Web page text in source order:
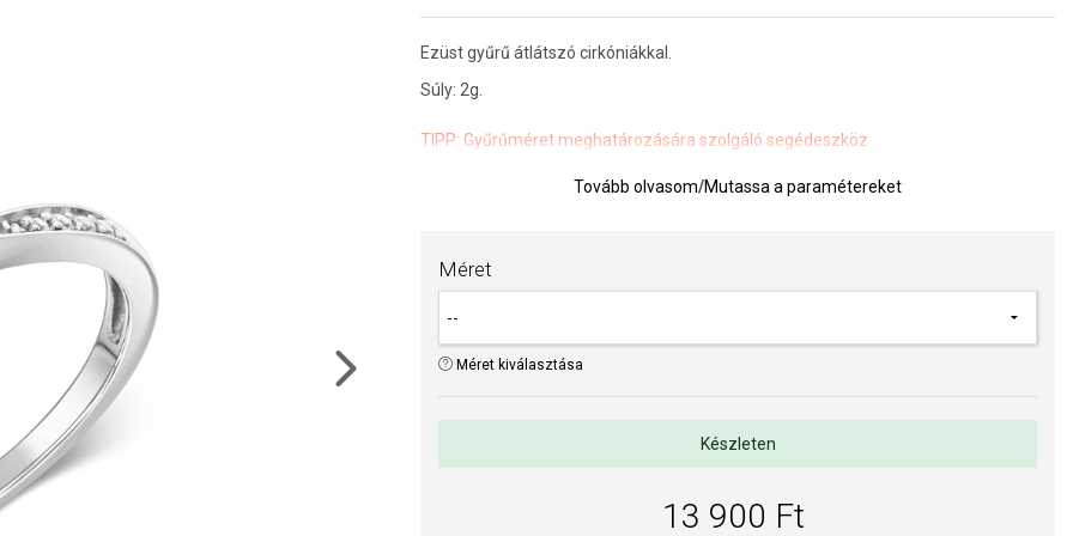
Ezüst gyűrű átlátszó cirkóniákkal.
Súly: 2g.
TIPP: Gyűrűméret meghatározására szolgáló segédeszköz
Az anyagok és a kivitelezés minősége elsőrendű számunkra. Felületkezelésünk,
Tovább olvasom/Mutassa a paramétereket
Méret
Méret kiválasztása
Készleten
13 900 Ft